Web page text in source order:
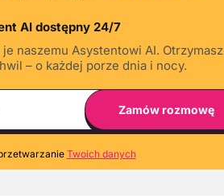
AI dostępny 24/7
naszemu Asystentowi AI. Otrzymasz
– o każdej porze dnia i nocy.
Twoich danych